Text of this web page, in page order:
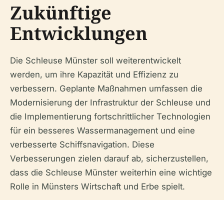
Zukünftige
Entwicklungen
Die Schleuse Münster soll weiterentwickelt
werden, um ihre Kapazität und Effizienz zu
verbessern. Geplante Maßnahmen umfassen die
Modernisierung der Infrastruktur der Schleuse und
die Implementierung fortschrittlicher Technologien
für ein besseres Wassermanagement und eine
verbesserte Schiffsnavigation. Diese
Verbesserungen zielen darauf ab, sicherzustellen,
dass die Schleuse Münster weiterhin eine wichtige
Rolle in Münsters Wirtschaft und Erbe spielt.